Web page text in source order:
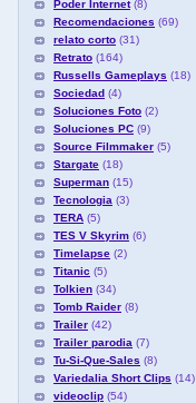
Poder Internet (8)
Recomendaciones (69)
relato corto (31)
Retrato (164)
Russells Gameplays (18)
Sociedad (4)
Soluciones Foto (2)
Soluciones PC (9)
Source Filmmaker (5)
Stargate (18)
Superman (15)
Tecnologia (3)
TERA (5)
TES V Skyrim (6)
Timelapse (2)
Titanic (5)
Tolkien (34)
Tomb Raider (8)
Trailer (42)
Trailer parodia (7)
Tu-Si-Que-Sales (8)
Variedalia Short Clips (14)
videoclip (54)